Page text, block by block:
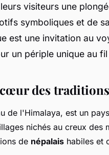
visiteurs une
symboliques et de
est une invitation au
un périple unique au
des
de l'Himalaya, est un
nichés au creux
de népalais habiles et